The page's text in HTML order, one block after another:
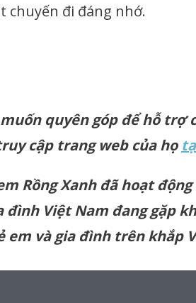
chuyến đi đáng nhớ.
quyên góp để hỗ trợ
cập trang web của họ
Rồng Xanh đã hoạt
đình Việt Nam đang gặp
em và gia đình trên khắp